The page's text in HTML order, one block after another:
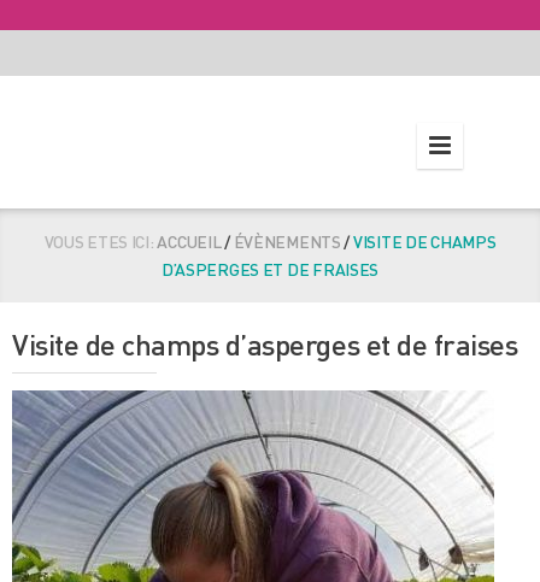
VOUS ETES ICI:ACCUEIL/ÉVÈNEMENTS/VISITE DE CHAMPS
D’ASPERGES ET DE FRAISES
Visite de champs d’asperges et de fraises